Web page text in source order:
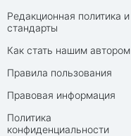
Редакционная политика и
стандарты
Как стать нашим автором
Правила пользования
Правовая информация
Политика
конфиденциальности